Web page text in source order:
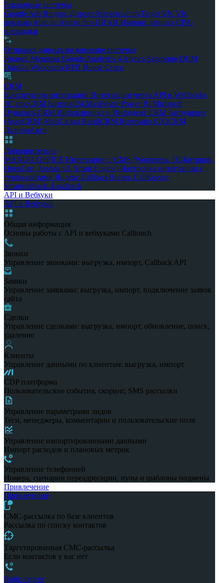
Рекламные системы
Google Ads Яндекс.Директ Marketcall myTarget VK VK
реклама Auto.ru Авито Pro ЦИАН Импорт данных CPA-
площадки
Отправка данных во внешние системы
Яндекс.Метрика Google Analytics 4 Alytics Segmento DCM
DataGo Weborama RTB House Criteo
CRM
Конструктор интеграций Интеграции через API и Webhooks
1С amoCRM Битрикс24 MaxPosterPower BI Microsoft
Dynamics CRM Инфоклиника и Инфодент CRM Автодилер
(AutoCRM) МойСклад RetailCRM Renovatio STOCRM
ДалионАвто
Дополнительно
MANGO OFFICE Интеграции с CMS (Wordpress, 1С-Битрикс,
OpenCart, Joomla v3, Smart Engine) Настройка интеграции с
турбо-сайтами Яндекс CallbackHunter, CallKeeper,
Smartcallback, Leadback
API и Вебхуки
API и Вебхуки
Общая информация
Основы работы с API и вебхуками Calltouch
Звонки
Управление звонками: выгрузка, импорт, Callback API
Заявки
Управление заявками: выгрузка, импорт, подключение заявок
сайта
Сделки
Управление сделками: выгрузка, импорт, обновление, поиск,
удаление
Клиенты
Управление данными по клиентам: выгрузка, импорт
CDP платформа
Пользовательские события, скоринг, SMS рассылки
Управление параметрами лидов
Теги, менеджеры, комментарии и пользовательские поля
Управление импортированными данными
Импорт расходов и плановых метрик
Управление телефонией
Номера, сценарии переадресации, пулы и шаблоны подмены
Привлечение
Привлечение
СМС-рассылка по базе клиентов
Рассылка по списку контактов
Таргетированная СМС-рассылка
Если контактов у вас нет
Войс-таргет